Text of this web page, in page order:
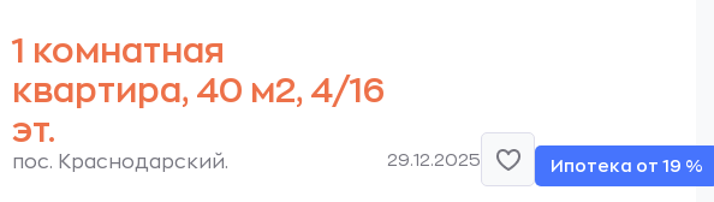
1 комнатная
квартира, 40 м2, 4/16
эт.
пос. Краснодарский. 29.12.2025 Ипотека от 19 %